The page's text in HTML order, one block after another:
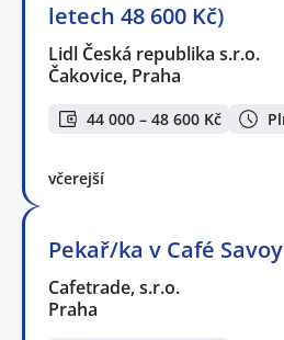
letech 48 600 Kč)
Lidl Česká republika s.r.o.
Čakovice, Praha
44 000 – 48 600 Kč
včerejší
Pekař/ka v Café Savoy
Cafetrade, s.r.o.
Praha